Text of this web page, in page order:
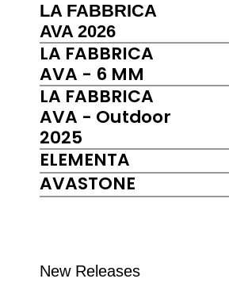
LA FABBRICA
AVA 2026
LA FABBRICA
AVA - 6 MM
LA FABBRICA
AVA - Outdoor
2025
ELEMENTA
AVASTONE
New Releases